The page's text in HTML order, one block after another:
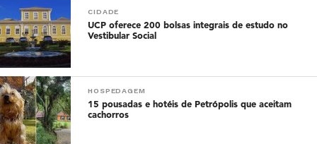
CIDADE
UCP oferece 200 bolsas integrais de estudo no
Vestibular Social
HOSPEDAGEM
15 pousadas e hotéis de Petrópolis que aceitam
cachorros